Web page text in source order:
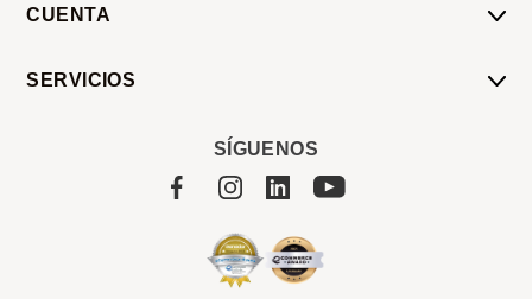
CUENTA
SERVICIOS
SÍGUENOS